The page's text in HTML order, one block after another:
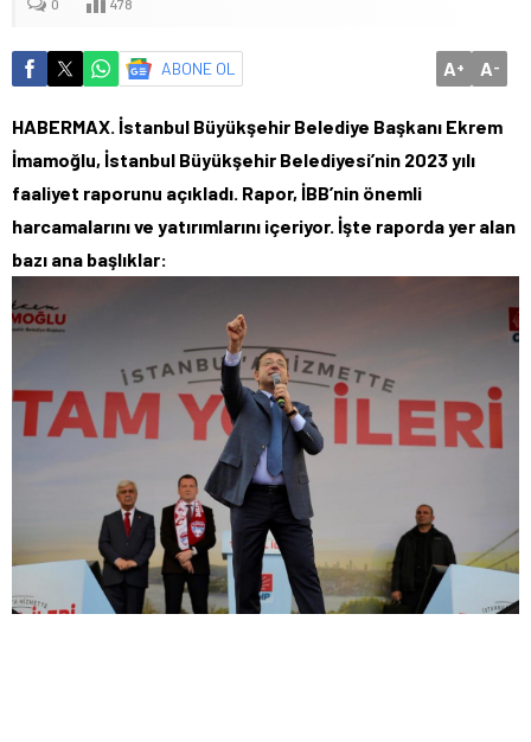
ABONE OL A+ A-
HABERMAX. İstanbul Büyükşehir Belediye Başkanı Ekrem
İmamoğlu, İstanbul Büyükşehir Belediyesi’nin 2023 yılı
faaliyet raporunu açıkladı. Rapor, İBB’nin önemli
harcamalarını ve yatırımlarını içeriyor. İşte raporda yer alan
bazı ana başlıklar: